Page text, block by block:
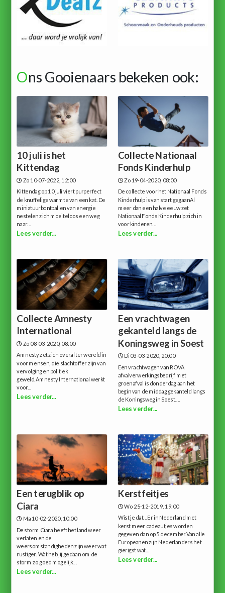
Ons Gooienaars bekeken ook:
10 juli is het
Kittendag
Zo 10-07-2022, 12:00
Kittendag op 10 juli viert purperfect
de knuffelige warmte van een kat. De
miniatuurbontballen van energie
nestelen zich moeiteloos een weg
naar...
Lees verder...
Collecte Nationaal
Fonds Kinderhulp
Zo 19-04-2020, 08:00
De collecte voor het Nationaal Fonds
Kinderhulp is van start gegaanAl
meer dan een halve eeuw zet
Nationaal Fonds Kinderhulp zich in
voor kinderen...
Lees verder...
Collecte Amnesty
International
Zo 08-03-2020, 08:00
Amnesty zet zich overal ter wereld in
voor mensen, die slachtoffer zijn van
vervolging en politiek
geweld.Amnesty International werkt
voor...
Lees verder...
Een vrachtwagen
gekanteld langs de
Koningsweg in Soest
Di 03-03-2020, 20:00
Een vrachtwagen van ROVA
afvalverwerkingsbedrijf met
groenafval is donderdag aan het
begin van de middag gekanteld langs
de Koningsweg in Soest....
Lees verder...
Een terugblik op
Ciara
Ma 10-02-2020, 10:00
De storm Ciara heeft het land weer
verlaten en de
weersomstandigheden zijn weer wat
rustiger. Wat heb jij gedaan om de
storm zo goed mogelijk...
Lees verder...
Kerstfeitjes
Wo 25-12-2019, 19:00
Wist je dat...Er in Nederland met
kerst meer cadeautjes worden
gegeven dan op 5 december.Van alle
Europeanen zijn Nederlanders het
gierigst wat...
Lees verder...